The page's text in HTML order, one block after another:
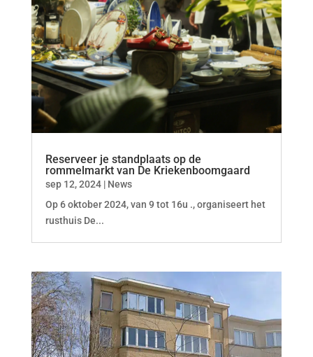
Reserveer je standplaats op de
rommelmarkt van De Kriekenboomgaard
sep 12, 2024| News
Op 6 oktober 2024, van 9 tot 16u ., organiseert het
rusthuis De...